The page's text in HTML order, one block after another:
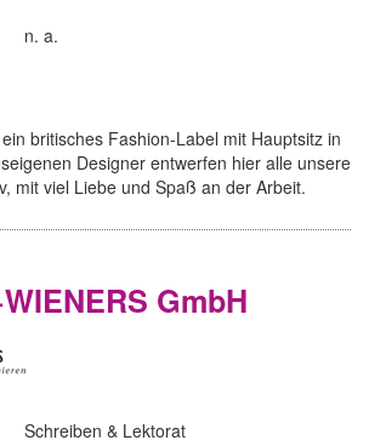
n. a.
britisches Fashion-Label mit Hauptsitz in
Designer entwerfen hier alle unsere
mit viel Liebe und Spaß an der Arbeit.
GmbH
Schreiben & Lektorat